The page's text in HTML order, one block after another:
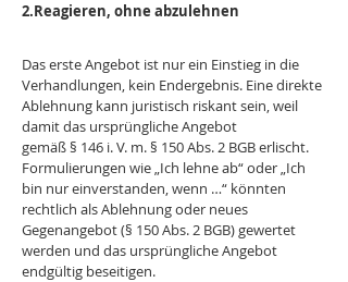
2.Reagieren, ohne abzulehnen
Das erste Angebot ist nur ein Einstieg in die
Verhandlungen, kein Endergebnis. Eine direkte
Ablehnung kann juristisch riskant sein, weil
damit das ursprüngliche Angebot
gemäß § 146 i. V. m. § 150 Abs. 2 BGB erlischt.
Formulierungen wie „Ich lehne ab“ oder „Ich
bin nur einverstanden, wenn …“ könnten
rechtlich als Ablehnung oder neues
Gegenangebot (§ 150 Abs. 2 BGB) gewertet
werden und das ursprüngliche Angebot
endgültig beseitigen.